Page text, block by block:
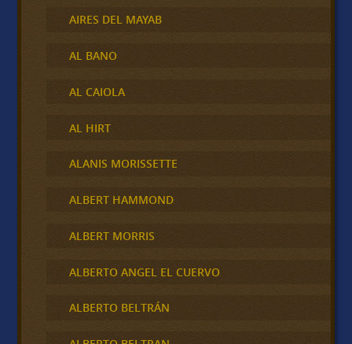
AIRES DEL MAYAB
AL BANO
AL CAIOLA
AL HIRT
ALANIS MORISSETTE
ALBERT HAMMOND
ALBERT MORRIS
ALBERTO ANGEL EL CUERVO
ALBERTO BELTRÁN